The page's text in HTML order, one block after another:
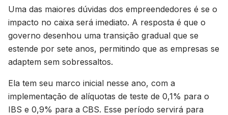
Uma das maiores dúvidas dos empreendedores é se o
impacto no caixa será imediato. A resposta é que o
governo desenhou uma transição gradual que se
estende por sete anos, permitindo que as empresas se
adaptem sem sobressaltos.
Ela tem seu marco inicial nesse ano, com a
implementação de alíquotas de teste de 0,1% para o
IBS e 0,9% para a CBS. Esse período servirá para